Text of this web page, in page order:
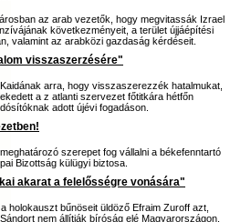
az arab vezetők, hogy megvitassák Izrael
következményeit, a terület újjáépítési
valamint az arabközi gazdaság kérdéseit.
visszaszerzésére"
arra, hogy visszaszerezzék hatalmukat,
a z atlanti szervezet főtitkára hétfőn
adott újévi fogadáson.
szerepet fog vállalni a békefenntartó
Bizottság külügyi biztosa.
akarat a felelősségre vonására"
holokauszt bűnöseit üldöző Efraim Zuroff azt,
nem állítják bíróság elé Magyarországon,